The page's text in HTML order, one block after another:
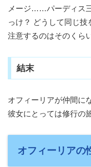
メージ……パーディス
っけ？ どうして同じ技
注意するのはそのくら
結末
オフィーリアが仲間に
彼女にとっては修行の
オフィーリアの